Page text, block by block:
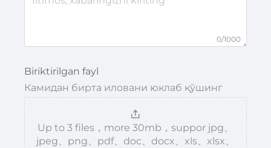
0/1000
Biriktirilgan fayl
Камидан бирта иловани юклаб қўшинг
Up to 3 files，more 30mb，suppor jpg、
jpeg、png、pdf、doc、docx、xls、xlsx、